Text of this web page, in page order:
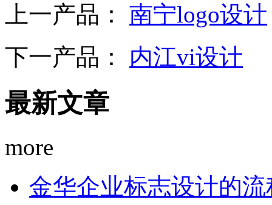
上一产品： 南宁logo设计
下一产品： 内江vi设计
最新文章
more
金华企业标志设计的